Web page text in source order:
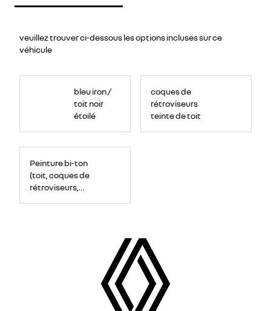
veuillez trouver ci-dessous les options incluses sur ce
véhicule
bleu iron /
toit noir
étoilé
coques de
rétroviseurs
teinte de toit
Peinture bi-ton
(toit, coques de
rétroviseurs,